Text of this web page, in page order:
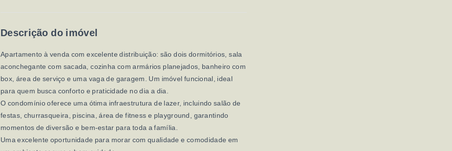
Descrição do imóvel
Apartamento à venda com excelente distribuição: são dois dormitórios, sala
aconchegante com sacada, cozinha com armários planejados, banheiro com
box, área de serviço e uma vaga de garagem. Um imóvel funcional, ideal
para quem busca conforto e praticidade no dia a dia.
O condomínio oferece uma ótima infraestrutura de lazer, incluindo salão de
festas, churrasqueira, piscina, área de fitness e playground, garantindo
momentos de diversão e bem-estar para toda a família.
Uma excelente oportunidade para morar com qualidade e comodidade em